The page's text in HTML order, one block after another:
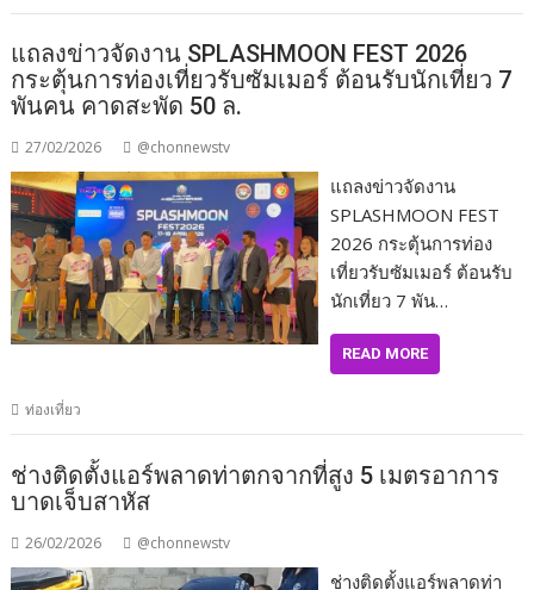
แถลงข่าวจัดงาน SPLASHMOON FEST 2026
กระตุ้นการท่องเที่ยวรับซัมเมอร์ ต้อนรับนักเที่ยว 7
พันคน คาดสะพัด 50 ล.
27/02/2026 @chonnewstv
แถลงข่าวจัดงาน
SPLASHMOON FEST
2026 กระตุ้นการท่อง
เที่ยวรับซัมเมอร์ ต้อนรับ
นักเที่ยว 7 พัน…
READ MORE
ท่องเที่ยว
ช่างติดตั้งแอร์พลาดท่าตกจากที่สูง 5 เมตรอาการ
บาดเจ็บสาหัส
26/02/2026 @chonnewstv
ช่างติดตั้งแอร์พลาดท่า